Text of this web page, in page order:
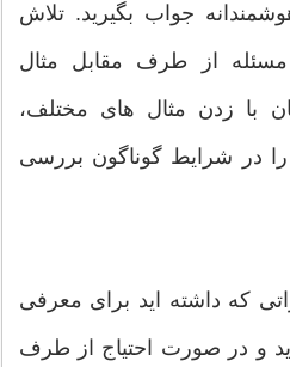
جواب بگیرید. تلاش
از طرف مقابل مثال
با زدن مثال های مختلف،
در شرایط گوناگون بررسی
که داشته اید برای معرفی
و در صورت احتیاج از طرف